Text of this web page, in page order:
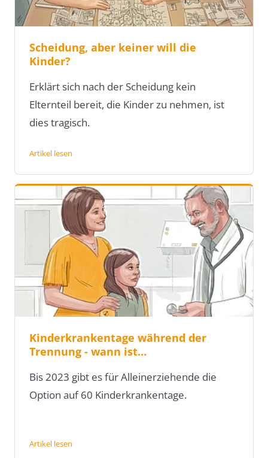
Scheidung, aber keiner will die
Kinder?
Erklärt sich nach der Scheidung kein
Elternteil bereit, die Kinder zu nehmen, ist
dies tragisch.
Artikel lesen
Kinderkrankentage während der
Trennung - wann ist…
Bis 2023 gibt es für Alleinerziehende die
Option auf 60 Kinderkrankentage.
Artikel lesen